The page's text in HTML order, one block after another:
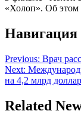
«Холоп». Об этом
Навигация
Previous: Врач
Next:
на 4,2 млрд
Related